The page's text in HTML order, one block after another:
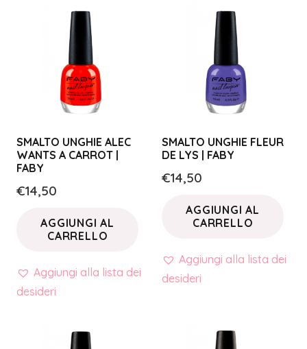
SMALTO UNGHIE ALEC
WANTS A CARROT |
FABY
€14,50
AGGIUNGI AL
CARRELLO
Aggiungi alla lista dei
desideri
SMALTO UNGHIE FLEUR
DE LYS | FABY
€14,50
AGGIUNGI AL
CARRELLO
Aggiungi alla lista dei
desideri